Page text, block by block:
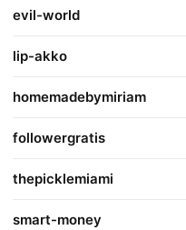
evil-world
lip-akko
homemadebymiriam
followergratis
thepicklemiami
smart-money